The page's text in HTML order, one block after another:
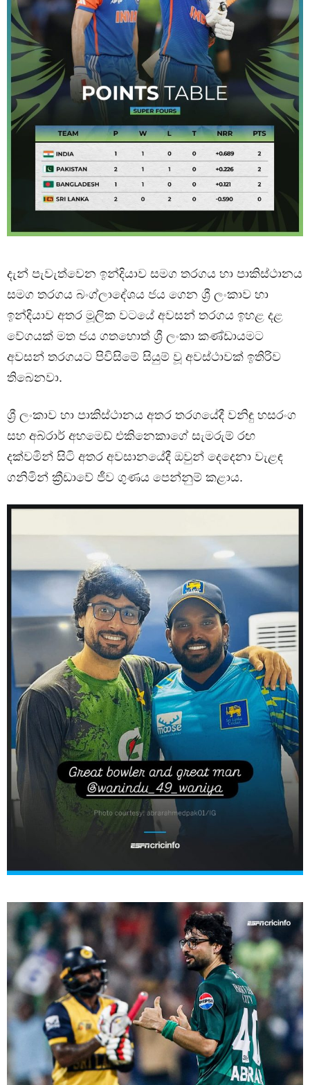
දැන් පැවැත්වෙන ඉන්දියාව සමග තරගය හා පාකිස්ථානය
සමග තරගය බංග්ලාදේශය ජය ගෙන ශ්‍රී ලංකාව හා
ඉන්දියාව අතර මූලික වටයේ අවසන් තරගය ඉහළ දළ
වේගයක් මත ජය ගතහොත් ශ්‍රී ලංකා කණ්ඩායමට
අවසන් තරගයට පිවිසිමේ සියුම් වූ අවස්ථාවක් ඉතිරිව
තිබෙනවා.
ශ්‍රී ලංකාව හා පාකිස්ථානය අතර තරගයේදී වනිඳු හසරංග
සහ අබ්රාර් අහමෙඩ් එකිනෙකාගේ සැමරුම් රඟ
දක්වමින් සිටි අතර අවසානයේදී ඔවුන් දෙදෙනා වැළඳ
ගනිමින් ක්‍රීඩාවේ ජීව ගුණය පෙන්නුම් කළාය.